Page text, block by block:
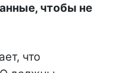
чтобы не
что